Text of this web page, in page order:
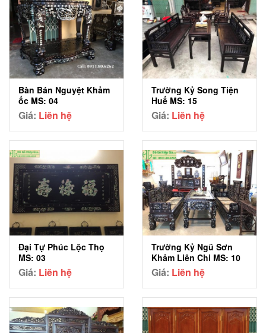
Bàn Bán Nguyệt Khảm
ốc MS: 04
Giá: Liên hệ
Trường Kỷ Song Tiện
Huế MS: 15
Giá: Liên hệ
Đại Tự Phúc Lộc Thọ
MS: 03
Giá: Liên hệ
Trường Kỷ Ngũ Sơn
Khảm Liên Chi MS: 10
Giá: Liên hệ